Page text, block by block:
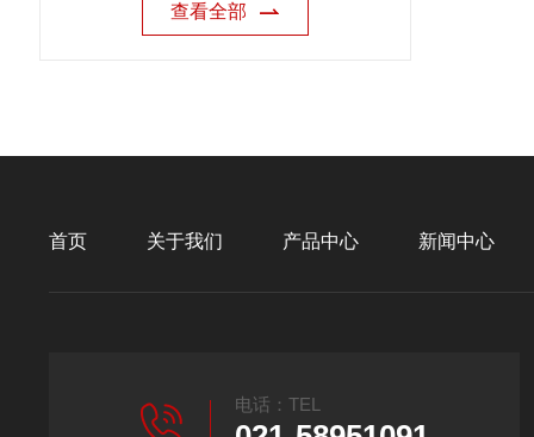
查看全部
首页 关于我们 产品中心 新闻中心
电话：TEL